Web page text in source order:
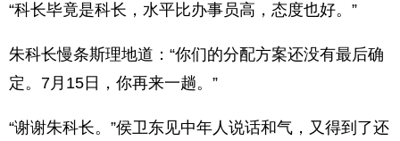
“科长毕竟是科长，水平比办事员高，态度也好。”
朱科长慢条斯理地道：“你们的分配方案还没有最后确
定。7月15日，你再来一趟。”
“谢谢朱科长。”侯卫东见中年人说话和气，又得到了还